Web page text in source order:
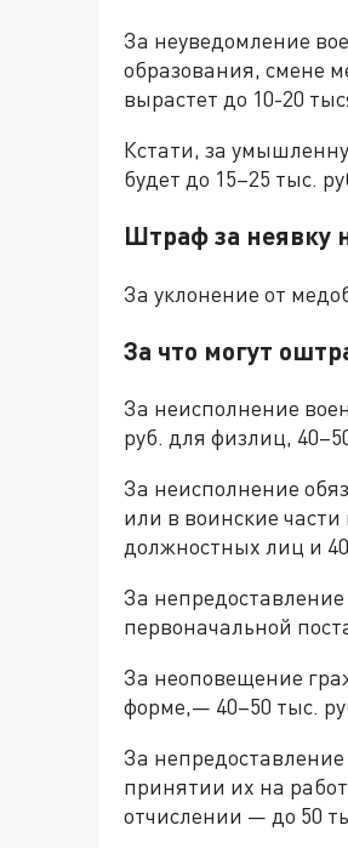
За неуведомление
образования, смене
вырастет до 10-20
Кстати, за
будет до 15–25 тыс.
Штраф за неявку
За уклонение от
За что могут
За неисполнение
руб. для физлиц,
За неисполнение
или в воинские
должностных лиц и
За
первоначальной
За неоповещение
форме,— 40–50 тыс.
За
принятии их на
отчислении — до 50